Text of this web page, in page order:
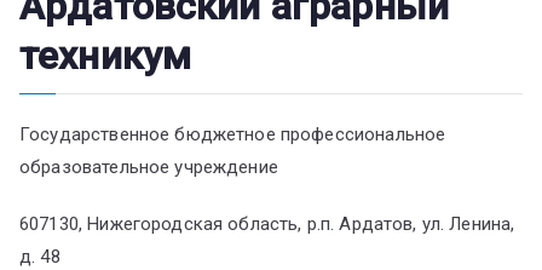
техникум
Государственное бюджетное профессиональное
образовательное учреждение
607130, Нижегородская область, р.п. Ардатов, ул. Ленина,
д. 48